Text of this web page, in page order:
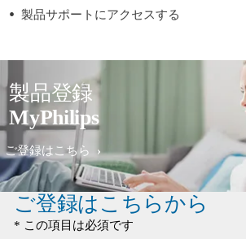
製品サポートにアクセスする
製品登録
MyPhilips
ご登録はこちら
ご登録はこちらから
* この項目は必須です